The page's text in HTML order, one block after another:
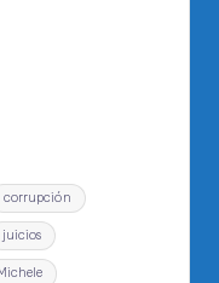
corrupción
juicios